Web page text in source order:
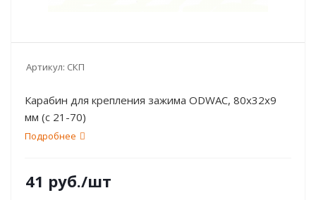
Артикул: СКП
Карабин для крепления зажима ODWAC, 80х32х9
мм (с 21-70)
Подробнее
41 руб./шт